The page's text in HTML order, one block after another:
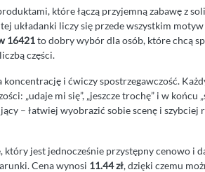
które łączą przyjemną zabawę z
układanki liczy się przede wszystkim
16421to dobry wybór dla osób, które chcą
części.
koncentrację i ćwiczy spostrzegawczość.
„udaje mi się”, „jeszcze trochę” i w
– łatwiej wyobrazić sobie scenę i
który jest jednocześnie przystępny cenowo i
Cena wynosi 11.44 zł, dzięki czemu